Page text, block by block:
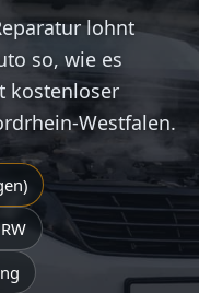
lohnt
so, wie es
kostenloser
Westfalen.